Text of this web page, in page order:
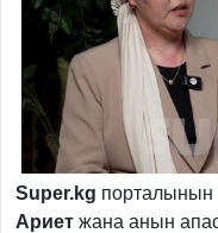
Super.kg порталынын
Ариет жана анын